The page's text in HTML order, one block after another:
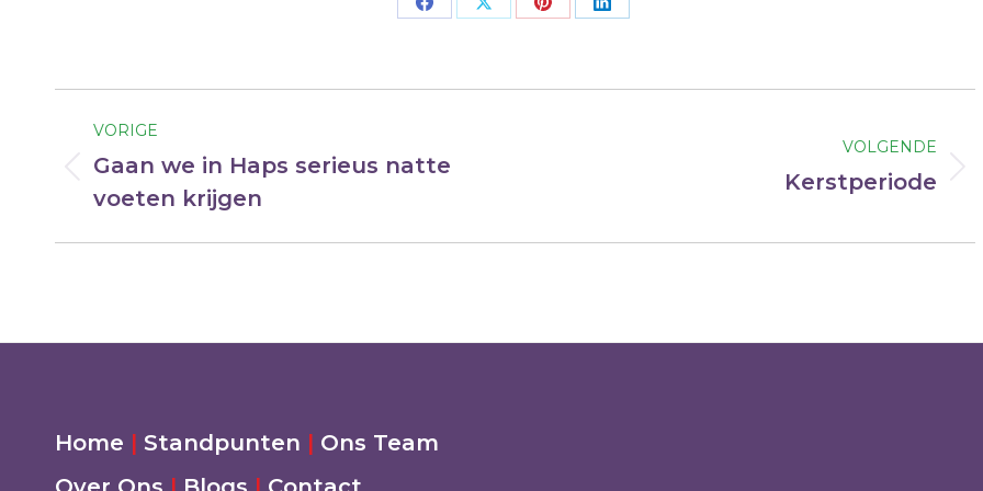
Deel
Deel
Deel
Deel
navigatie
VORIGE
Vorig
bericht
Gaan we in Haps serieus natte
voeten krijgen
VOLGENDE
Kerstperiode
Home | Standpunten | Ons Team